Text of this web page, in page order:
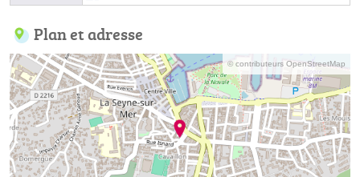
Plan et adresse
© contributeurs OpenStreetMap